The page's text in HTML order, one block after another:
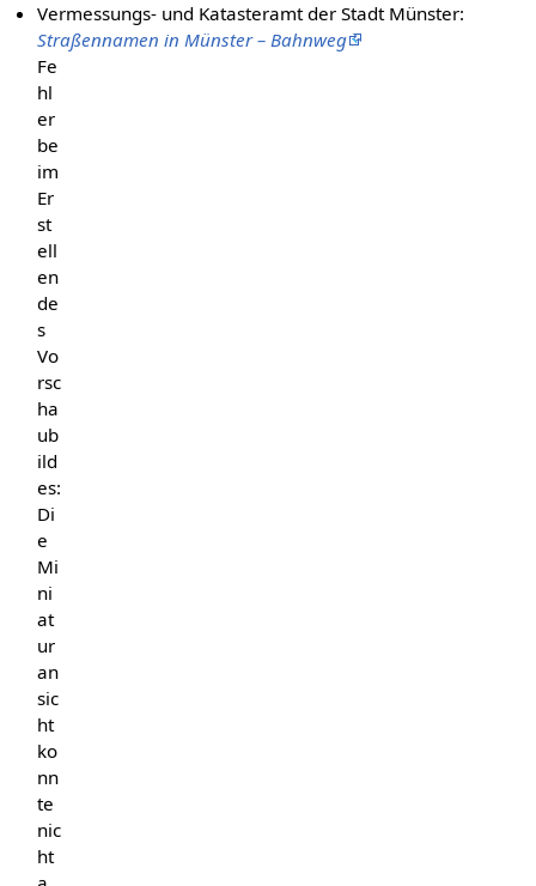
Vermessungs- und Katasteramt der Stadt Münster:
Straßennamen in Münster – Bahnweg
Fe
hl
er
be
im
Er
st
ell
en
de
s
Vo
rsc
ha
ub
ild
es:
Di
e
Mi
ni
at
ur
an
sic
ht
ko
nn
te
nic
ht